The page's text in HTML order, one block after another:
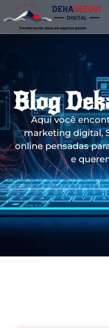
Blog
Aqui você
marketing digital,
online pensadas
e